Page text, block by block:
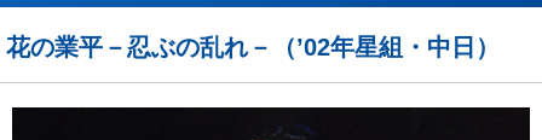
花の業平－忍ぶの乱れ－（’02年星組・中日）